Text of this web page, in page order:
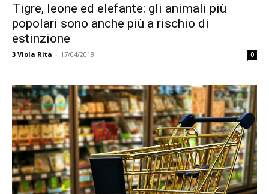
Tigre, leone ed elefante: gli animali più
popolari sono anche più a rischio di
estinzione
3 Viola Rita - 17/04/2018 0